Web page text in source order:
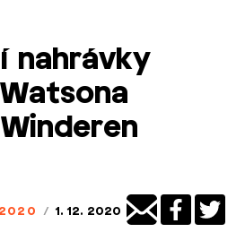
nahrávky
/ 1. 12. 2020